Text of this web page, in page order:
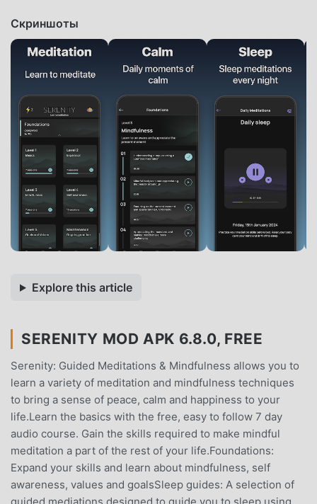
Скриншоты
Explore this article
SERENITY MOD APK 6.8.0, FREE
Serenity: Guided Meditations & Mindfulness allows you to
learn a variety of meditation and mindfulness techniques
to bring a sense of peace, calm and happiness to your
life.Learn the basics with the free, easy to follow 7 day
audio course. Gain the skills required to make mindful
meditation a part of the rest of your life.Foundations:
Expand your skills and learn about mindfulness, self
awareness, values and goalsSleep guides: A selection of